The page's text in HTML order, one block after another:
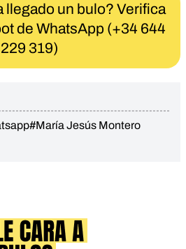
llegado un bulo? Verifica
de WhatsApp (+34 644
229 319)
#María Jesús Montero